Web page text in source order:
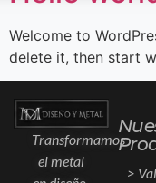
Welcome to
delete it, then start
Transformamos
el metal
>